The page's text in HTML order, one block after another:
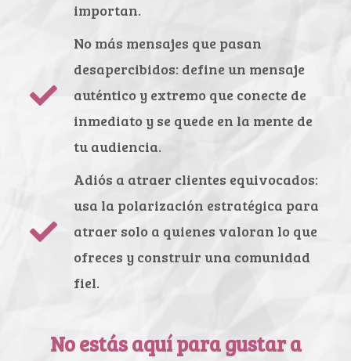
importan.
No más mensajes que pasan
desapercibidos: define un mensaje
auténtico y extremo que conecte de
inmediato y se quede en la mente de
tu audiencia.
Adiós a atraer clientes equivocados:
usa la polarización estratégica para
atraer solo a quienes valoran lo que
ofreces y construir una comunidad
fiel.
No estás aquí para gustar a